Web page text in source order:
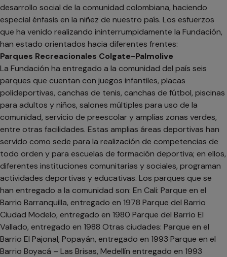
desarrollo social de la comunidad colombiana, haciendo
especial énfasis en la niñez de nuestro país. Los esfuerzos
que ha venido realizando ininterrumpidamente la Fundación,
han estado orientados hacia diferentes frentes:
Parques Recreacionales Colgate-Palmolive
La Fundación ha entregado a la comunidad del país seis
parques que cuentan con juegos infantiles, placas
polideportivas, canchas de tenis, canchas de fútbol, piscinas
para adultos y niños, salones múltiples para uso de la
comunidad, servicio de preescolar y amplias zonas verdes,
entre otras facilidades. Estas amplias áreas deportivas han
servido como sede para la realización de competencias de
todo orden y para escuelas de formación deportiva; en ellos,
diferentes instituciones comunitarias y sociales, programan
actividades deportivas y educativas. Los parques que se
han entregado a la comunidad son: En Cali: Parque en el
Barrio Barranquilla, entregado en 1978 Parque del Barrio
Ciudad Modelo, entregado en 1980 Parque del Barrio El
Vallado, entregado en 1988 Otras ciudades: Parque en el
Barrio El Pajonal, Popayán, entregado en 1993 Parque en el
Barrio Boyacá – Las Brisas, Medellín entregado en 1993